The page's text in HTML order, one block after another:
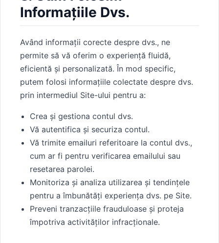
Informațiile Dvs.
Având informații corecte despre dvs., ne
permite să vă oferim o experiență fluidă,
eficientă și personalizată. În mod specific,
putem folosi informațiile colectate despre dvs.
prin intermediul Site-ului pentru a:
Crea și gestiona contul dvs.
Vă autentifica și securiza contul.
Vă trimite emailuri referitoare la contul dvs.,
cum ar fi pentru verificarea emailului sau
resetarea parolei.
Monitoriza și analiza utilizarea și tendințele
pentru a îmbunătăți experiența dvs. pe Site.
Preveni tranzacțiile frauduloase și proteja
împotriva activităților infracționale.